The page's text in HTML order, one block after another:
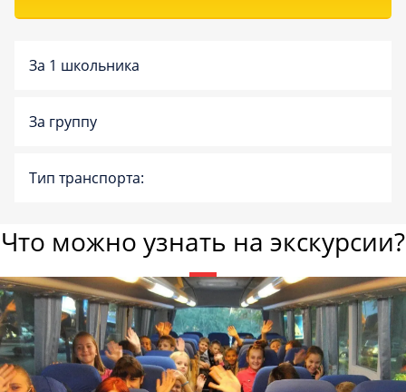
За 1 школьника
За группу
Тип транспорта:
Что можно узнать на экскурсии?